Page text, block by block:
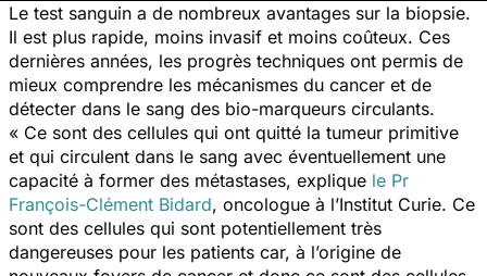
Le test sanguin a de nombreux avantages sur la biopsie.
Il est plus rapide, moins invasif et moins coûteux. Ces
dernières années, les progrès techniques ont permis de
mieux comprendre les mécanismes du cancer et de
détecter dans le sang des bio-marqueurs circulants.
« Ce sont des cellules qui ont quitté la tumeur primitive
et qui circulent dans le sang avec éventuellement une
capacité à former des métastases, explique le Pr
François-Clément Bidard, oncologue à l’Institut Curie. Ce
sont des cellules qui sont potentiellement très
dangereuses pour les patients car, à l’origine de